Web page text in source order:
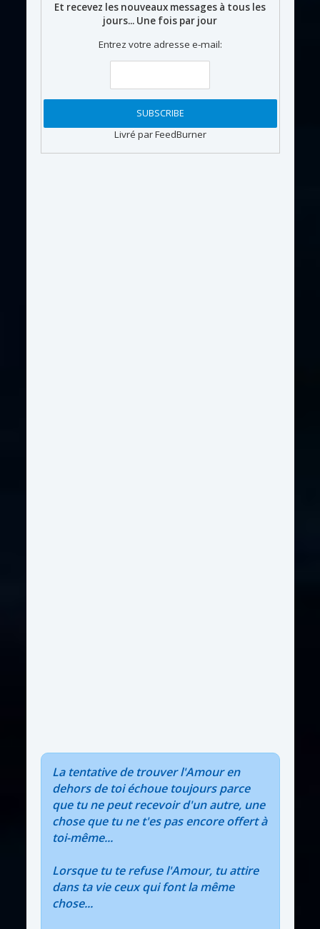
Et recevez les nouveaux messages à tous les
jours... Une fois par jour
Entrez votre adresse e-mail:
Livré par FeedBurner
La tentative de trouver l'Amour en
dehors de toi échoue toujours parce
que tu ne peut recevoir d'un autre, une
chose que tu ne t'es pas encore offert à
toi-même...
Lorsque tu te refuse l'Amour, tu attire
dans ta vie ceux qui font la même
chose...